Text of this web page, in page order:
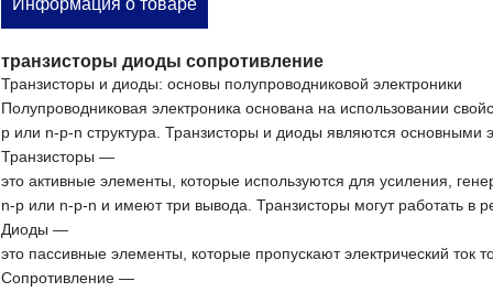
Информация о товаре
транзисторы диоды сопротивление
Транзисторы и диоды: основы полупроводниковой электроники
Полупроводниковая электроника основана на использовании
pили n-p-n структура. Транзисторы и диоды являются основными
Транзисторы —
этоактивныеэлементы, которыеиспользуются для усиления,
n-pили n-p-n и имеюттри вывода. Транзисторы могутработатьв
Диоды —
этопассивныеэлементы, которыепропускаютэлектрический ток
Сопротивление—